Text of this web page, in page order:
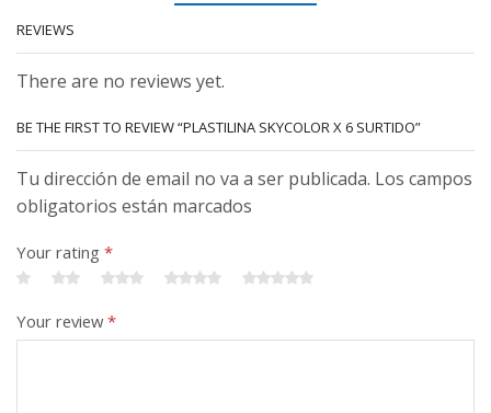
REVIEWS
There are no reviews yet.
BE THE FIRST TO REVIEW “PLASTILINA SKYCOLOR X 6 SURTIDO”
Tu dirección de email no va a ser publicada. Los campos
obligatorios están marcados
Your rating *
Your review*